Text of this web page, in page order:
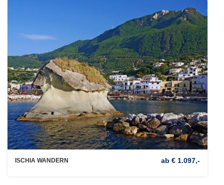
ISCHIA WANDERN ab € 1.097,-